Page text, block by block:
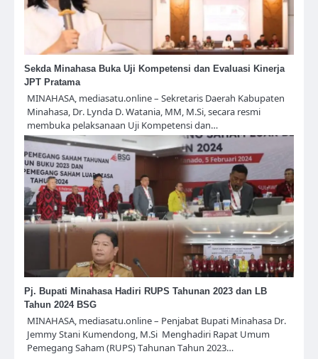
Sekda Minahasa Buka Uji Kompetensi dan Evaluasi Kinerja
JPT Pratama
MINAHASA, mediasatu.online – Sekretaris Daerah Kabupaten
Minahasa, Dr. Lynda D. Watania, MM, M.Si, secara resmi
membuka pelaksanaan Uji Kompetensi dan…
Pj. Bupati Minahasa Hadiri RUPS Tahunan 2023 dan LB
Tahun 2024 BSG
MINAHASA, mediasatu.online – Penjabat Bupati Minahasa Dr.
Jemmy Stani Kumendong, M.Si Menghadiri Rapat Umum
Pemegang Saham (RUPS) Tahunan Tahun 2023…